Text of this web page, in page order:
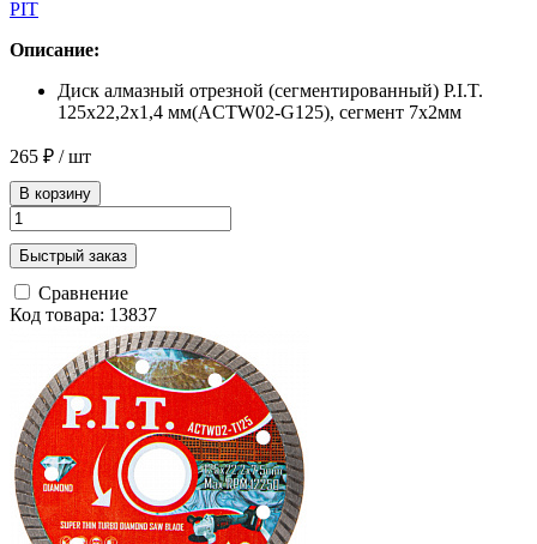
PIT
Описание:
Диск алмазный отрезной (сегментированный) P.I.T.
125x22,2x1,4 мм(ACTW02-G125), сегмент 7х2мм
265 ₽ / шт
В корзину
Быстрый заказ
Сравнение
Код товара: 13837